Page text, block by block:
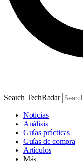
Search TechRadar
Noticias
Análisis
Guías prácticas
Guías de compra
Artículos
Más